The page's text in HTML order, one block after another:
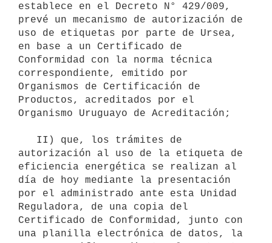
establece en el Decreto N° 429/009,
prevé un mecanismo de autorización de
uso de etiquetas por parte de Ursea,
en base a un Certificado de
Conformidad con la norma técnica
correspondiente, emitido por
Organismos de Certificación de
Productos, acreditados por el
Organismo Uruguayo de Acreditación;
autorización al uso de la etiqueta de
eficiencia energética se realizan al
día de hoy mediante la presentación
por el administrado ante esta Unidad
Reguladora, de una copia del
Certificado de Conformidad, junto con
una planilla electrónica de datos, la